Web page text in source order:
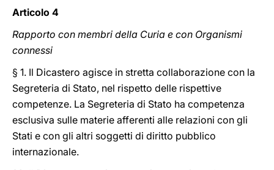
Articolo 4
Rapporto con membri della Curia e con Organismi
connessi
§ 1. Il Dicastero agisce in stretta collaborazione con la
Segreteria di Stato, nel rispetto delle rispettive
competenze. La Segreteria di Stato ha competenza
esclusiva sulle materie afferenti alle relazioni con gli
Stati e con gli altri soggetti di diritto pubblico
internazionale.